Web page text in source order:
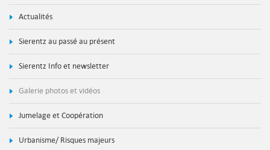
Actualités
Sierentz au passé au présent
Sierentz Info et newsletter
Galerie photos et vidéos
Jumelage et Coopération
Urbanisme/ Risques majeurs